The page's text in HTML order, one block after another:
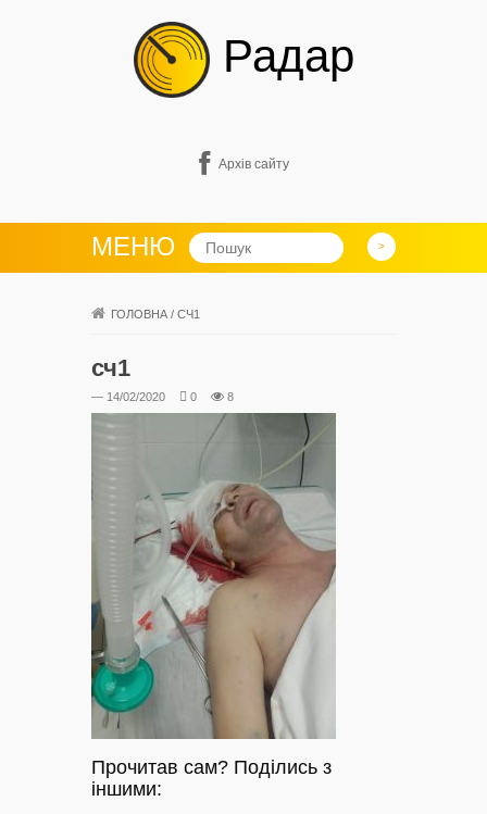
Радар
Архів сайту
МЕНЮ
ГОЛОВНА / СЧ1
сч1
— 14/02/2020 0 8
Прочитав сам? Поділись з
іншими: